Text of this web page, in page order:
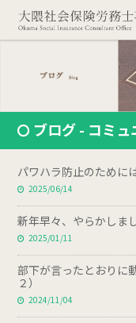
ブログ - コミ
パワハラ防止のために
2025/06/14
新年早々、やらかしま
2025/01/11
部下が言ったとおりに
２）
2024/11/04